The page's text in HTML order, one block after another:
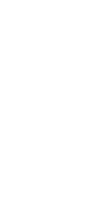
Das bisher
und
der
STRABAG hat
wichtiges
fachlich
der
betont: „Dieser
eine Gemeinde